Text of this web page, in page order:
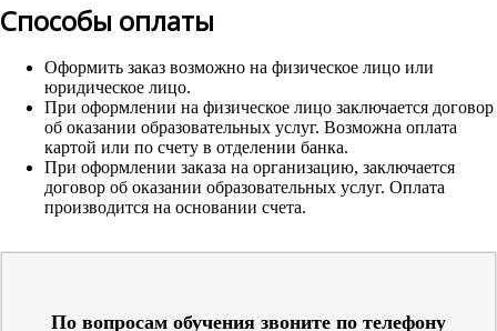
Способы оплаты
Оформить заказ возможно на физическое лицо или
юридическое лицо.
При оформлении на физическое лицо заключается договор
об оказании образовательных услуг. Возможна оплата
картой или по счету в отделении банка.
При оформлении заказа на организацию, заключается
договор об оказании образовательных услуг. Оплата
производится на основании счета.
По вопросам обучения звоните по телефону